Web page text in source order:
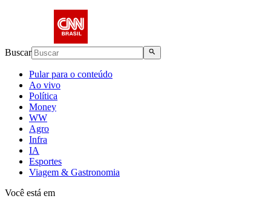
Buscar
Pular para o conteúdo
Ao vivo
Política
Money
WW
Agro
Infra
IA
Esportes
Viagem & Gastronomia
Você está em